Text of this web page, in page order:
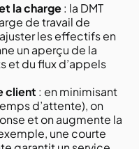
la charge: la DMT
de travail de
les effectifs en
un aperçu de la
et du flux d’appels
client : en minimisant
d’attente), on
et on augmente la
une courte